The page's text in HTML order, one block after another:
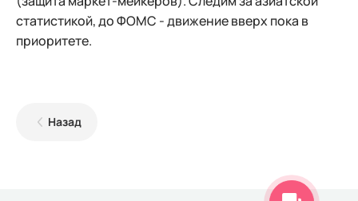
статистикой, до ФОМС - движение вверх пока в
приоритете.
Назад